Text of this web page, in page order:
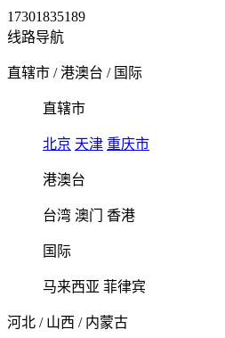
17301835189
线路导航
直辖市 /港澳台 / 国际
直辖市
北京 天津 重庆市
港澳台
台湾 澳门 香港
国际
马来西亚 菲律宾
河北 / 山西 / 内蒙古